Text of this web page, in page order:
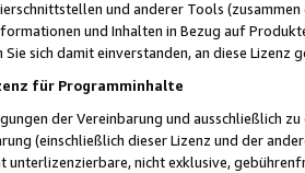
und anderer Tools (zusammen
und Inhalten in Bezug auf
sich damit einverstanden, an diese Lizenz
für Programminhalte
der Vereinbarung und ausschließlich
(einschließlich dieser Lizenz und der
unterlizenzierbare, nicht exklusive,